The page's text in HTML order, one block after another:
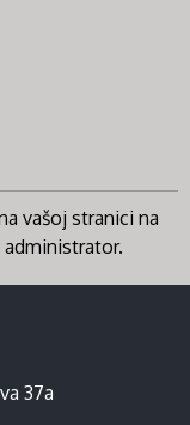
vašoj stranici na
37a